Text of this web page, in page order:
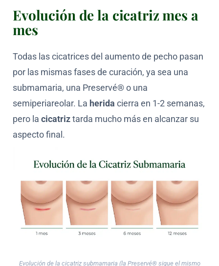
Evolución de la cicatriz mes a
mes
Todas las cicatrices del aumento de pecho pasan
por las mismas fases de curación, ya sea una
submamaria, una Preservé® o una
semiperiareolar. La herida cierra en 1-2 semanas,
pero la cicatriztarda mucho más en alcanzar su
aspecto final.
Evolución de la cicatriz submamaria (la Preservé® sigue el mismo